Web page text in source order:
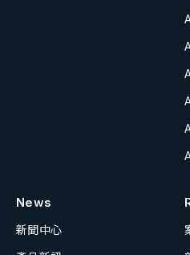
News
新聞中心